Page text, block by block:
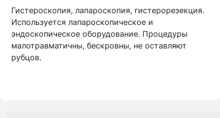
Гистероскопия, лапароскопия, гистерорезекция.
Используется лапароскопическое и
эндоскопическое оборудование. Процедуры
малотравматичны, бескровны, не оставляют
рубцов.